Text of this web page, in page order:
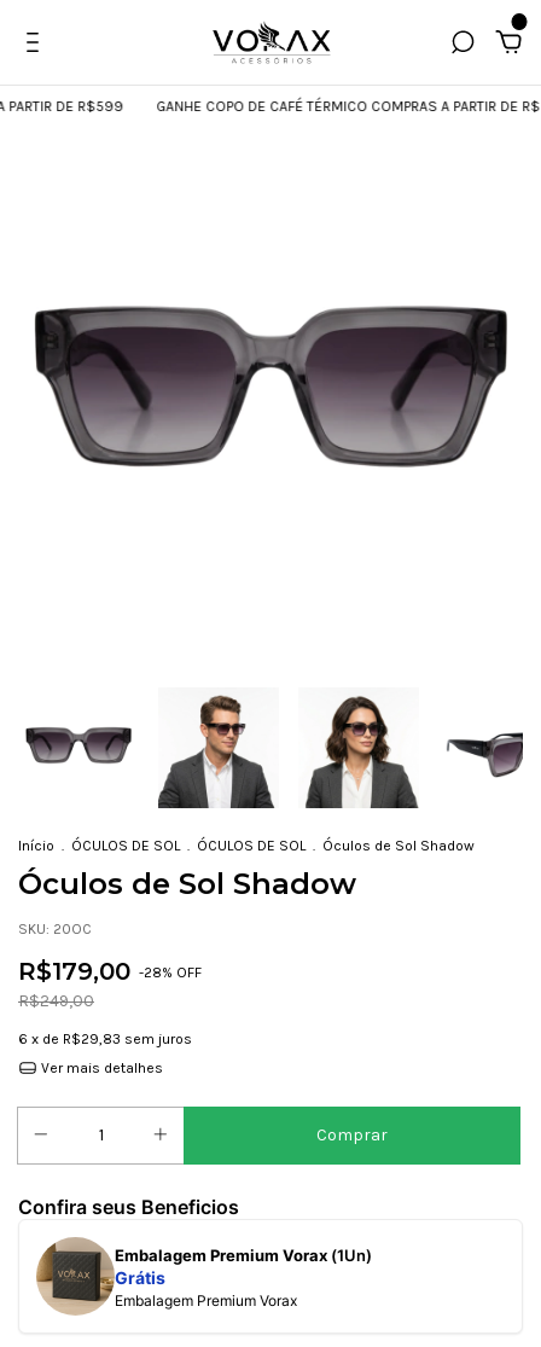
DE R$599 GANHE COPO DE CAFÉ TÉRMICO COMPRAS A PARTIR DE
Início . ÓCULOS DE SOL . ÓCULOS DE SOL . Óculos de Sol Shadow
Óculos de Sol Shadow
SKU: 20OC
R$179,00 -28% OFF
R$249,00
6 x de R$29,83 sem juros
Ver mais detalhes
Confira seus Beneficios
Embalagem Premium Vorax (1Un)
Grátis
Embalagem Premium Vorax